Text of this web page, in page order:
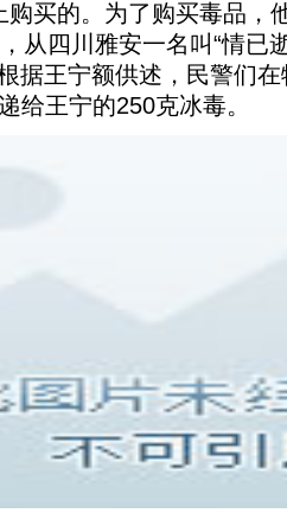
购买的。为了购买毒品，
从四川雅安一名叫“情已
据王宁额供述，民警们
给王宁的250克冰毒。